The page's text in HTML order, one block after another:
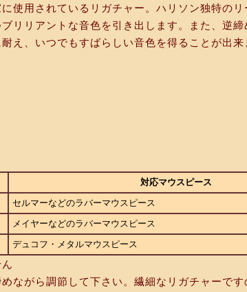
使用されているリガチャー。ハリソン独特の
リリアントな音色を引き出します。また、逆
え、いつでもすばらしい音色を得ることが出来
対応マウスピース
セルマーなどのラバーマウスピース
メイヤーなどのラバーマウスピース
デュコフ・メタルマウスピース
ながら調節して下さい。繊細なリガチャーで